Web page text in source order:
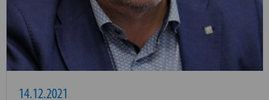
14.12.2021